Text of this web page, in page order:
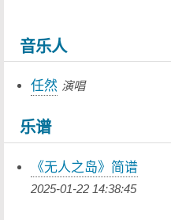
音乐人
任然 演唱
乐谱
《无人之岛》简谱
2025-01-22 14:38:45